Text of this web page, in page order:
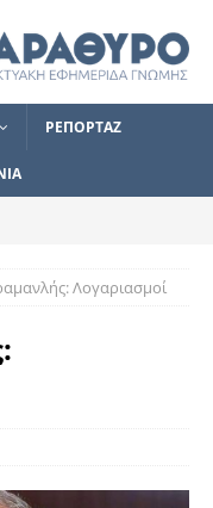
ΡΕΠΟΡΤΑΖ
Λογαριασμοί